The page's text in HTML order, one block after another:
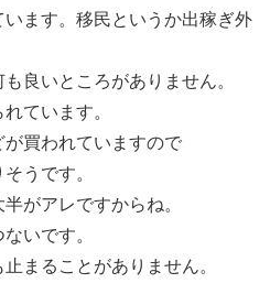
ます。移民というか出稼ぎ外
良いところがありません。
ています。
買われていますので
うです。
がアレですからね。
いです。
まることがありません。